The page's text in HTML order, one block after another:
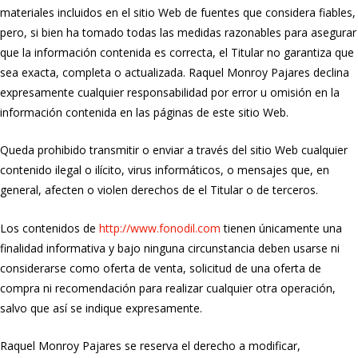
materiales incluidos en el sitio Web de fuentes que considera fiables,
pero, si bien ha tomado todas las medidas razonables para asegurar
que la información contenida es correcta, el Titular no garantiza que
sea exacta, completa o actualizada. Raquel Monroy Pajares declina
expresamente cualquier responsabilidad por error u omisión en la
información contenida en las páginas de este sitio Web.
Queda prohibido transmitir o enviar a través del sitio Web cualquier
contenido ilegal o ilícito, virus informáticos, o mensajes que, en
general, afecten o violen derechos de el Titular o de terceros.
Los contenidos de http://www.fonodil.com tienen únicamente una
finalidad informativa y bajo ninguna circunstancia deben usarse ni
considerarse como oferta de venta, solicitud de una oferta de
compra ni recomendación para realizar cualquier otra operación,
salvo que así se indique expresamente.
Raquel Monroy Pajares se reserva el derecho a modificar,